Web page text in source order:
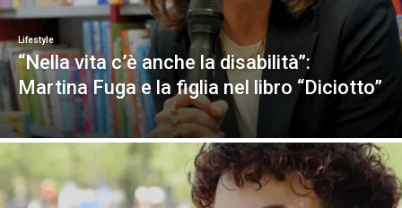
Lifestyle
“Nella vita c’è anche la disabilità”:
Martina Fuga e la figlia nel libro “Diciotto”